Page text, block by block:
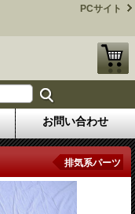
PCサイト
お問い合わせ
排気系パーツ